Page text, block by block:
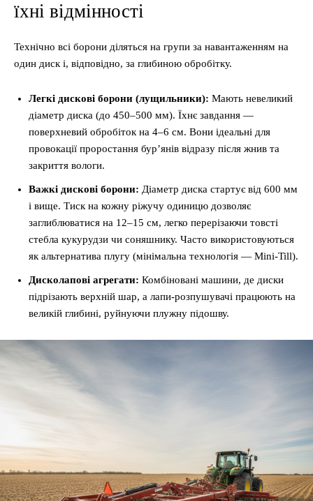
їхні відмінності
Технічно всі борони діляться на групи за навантаженням на
один диск і, відповідно, за глибиною обробітку.
Легкі дискові борони (лущильники): Мають невеликий
діаметр диска (до 450–500 мм). Їхнє завдання —
поверхневий обробіток на 4–6 см. Вони ідеальні для
провокації проростання бур’янів відразу після жнив та
закриття вологи.
Важкі дискові борони: Діаметр диска стартує від 600 мм
і вище. Тиск на кожну ріжучу одиницю дозволяє
заглиблюватися на 12–15 см, легко перерізаючи товсті
стебла кукурудзи чи соняшнику. Часто використовуються
як альтернатива плугу (мінімальна технологія — Mini-Till).
Дисколапові агрегати: Комбіновані машини, де диски
підрізають верхній шар, а лапи-розпушувачі працюють на
великій глибині, руйнуючи плужну підошву.